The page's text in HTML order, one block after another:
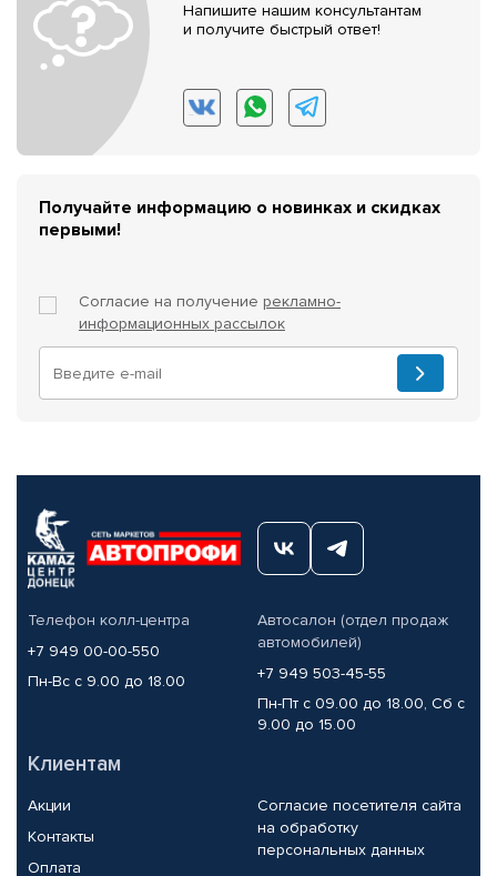
Напишите нашим консультантам
и получите быстрый ответ!
Получайте информацию о новинках и скидках
первыми!
Согласие на получение рекламно-
информационных рассылок
Телефон колл-центра
+7 949 00-00-550
Пн-Вс с 9.00 до 18.00
Автосалон (отдел продаж
автомобилей)
+7 949 503-45-55
Пн-Пт с 09.00 до 18.00, Сб с
9.00 до 15.00
Клиентам
Акции
Контакты
Оплата
Согласие посетителя сайта
на обработку
персональных данных